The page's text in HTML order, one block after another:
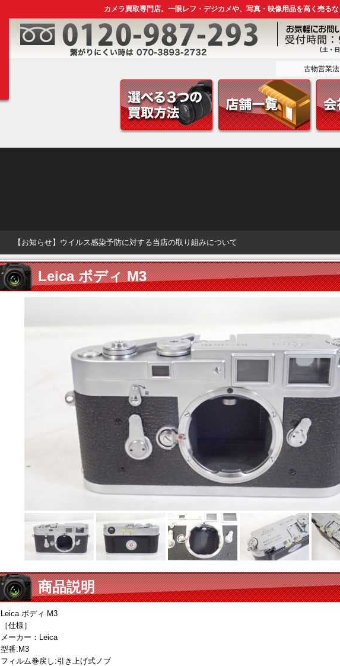
カメラ買取専門店。一眼レフ・デジカメや、写真・映像用品を高く売るな
古物営業
【お知らせ】ウイルス感染予防に対する当店の取り組みについて
Leica ボディ M3
商品説明
Leica ボディ M3
［仕様］
メーカー：Leica
型番:M3
フィルム巻戻し:引き上げ式ノブ